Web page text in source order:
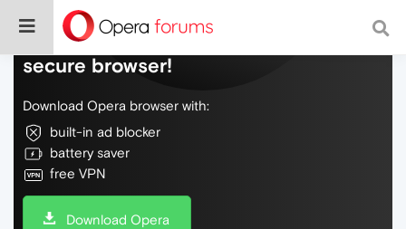
Do more on the web, with a fast and
secure browser!
Download Opera browser with:
built-in ad blocker
battery saver
free VPN
Download Opera